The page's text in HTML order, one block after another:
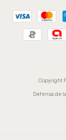
Copyright
Defensa de